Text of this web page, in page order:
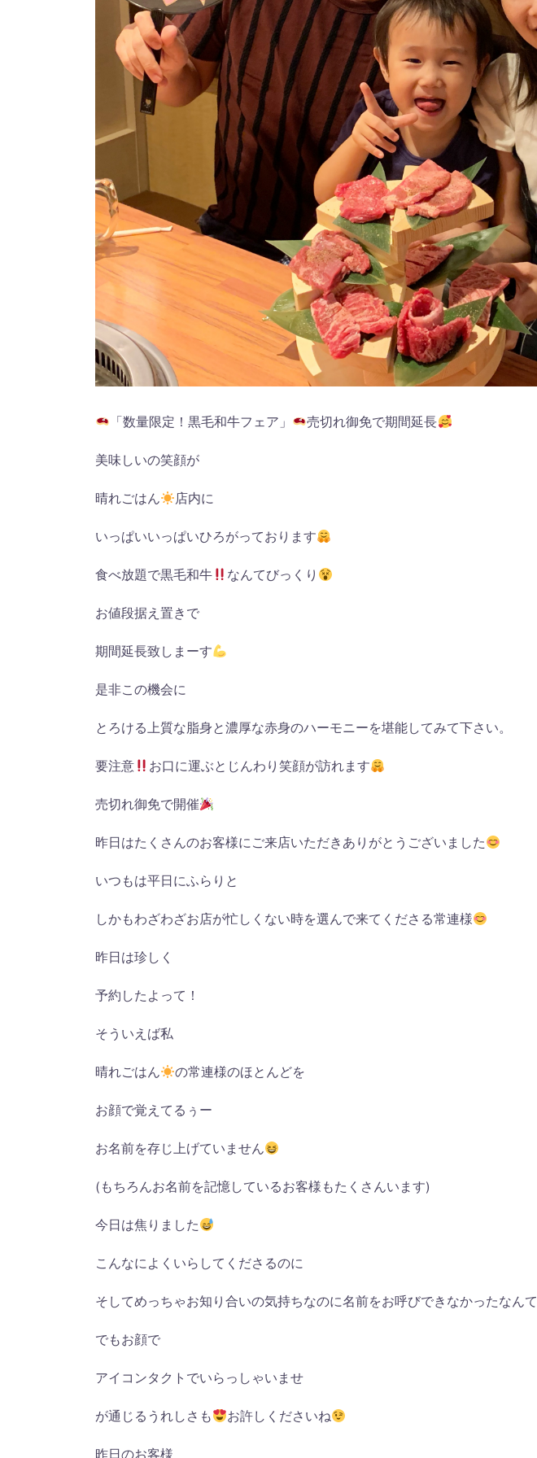
「数量限定！黒毛和牛フェア」 売切れ御免で期間延長
美味しいの笑顔が
晴れごはん 店内に
いっぱいいっぱいひろがっております
食べ放題で黒毛和牛 なんてびっくり
お値段据え置きで
期間延長致しまーす
是非この機会に
とろける上質な脂身と濃厚な赤身のハーモニーを堪能してみて下さい。
要注意 お口に運ぶとじんわり笑顔が訪れます
売切れ御免で開催
昨日はたくさんのお客様にご来店いただきありがとうございました
いつもは平日にふらりと
しかもわざわざお店が忙しくない時を選んで来てくださる常連様
昨日は珍しく
予約したよって！
そういえば私
晴れごはん の常連様のほとんどを
お顔で覚えてるぅー
お名前を存じ上げていません
(もちろんお名前を記憶しているお客様もたくさんいます)
今日は焦りました
こんなによくいらしてくださるのに
そしてめっちゃお知り合いの気持ちなのに名前をお呼びできなかったなんて
でもお顔で
アイコンタクトでいらっしゃいませ
が通じるうれしさも お許しくださいね
昨日のお客様